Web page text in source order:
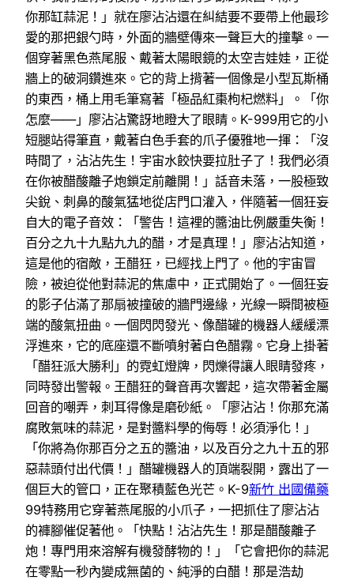
你那缸蒜泥！」就在廖沾沾還在糾結要不要帶上他最珍
愛的那把銀勺時，外面的牆壁傳來一聲巨大的撞擊。一
個穿著黑色燕尾服、戴著太陽眼鏡的太空吉娃娃，正從
牆上的破洞鑽進來。它的背上揹著一個像是小型瓦斯桶
的東西，桶上用毛筆寫著「極品紅棗枸杞燃料」。「你
怎麼——」廖沾沾驚訝地瞪大了眼睛。K-999用它的小
短腿站得筆直，戴著白色手套的爪子優雅地一揮：「沒
時間了，沾沾先生！宇宙水餃快要拉肚子了！我們必須
在你被醋酸離子炮鎖定前離開！」話音未落，一股極致
尖銳、刺鼻的酸氣猛地從店門口灌入，伴隨著一個狂妄
自大的電子音效：「警告！這裡的醬油比例嚴重失衡！
百分之九十九點九九的醋，才是真理！」廖沾沾知道，
這是他的宿敵，王醋狂，已經找上門了。他的宇宙冒
險，被迫從他對蒜泥的焦慮中，正式開始了。一個狂妄
的影子佔滿了那扇被撞破的牆門邊緣，光線一瞬間被極
端的酸氣扭曲。一個閃閃發光、像醋罐的機器人緩緩漂
浮進來，它的底座還不斷噴射著白色醋霧。它身上掛著
「醋狂派大勝利」的霓虹燈牌，閃爍得讓人眼睛發疼，
同時發出警報。王醋狂的聲音再次響起，這次帶著金屬
回音的嘲弄，刺耳得像是磨砂紙。「廖沾沾！你那充滿
腐敗氣味的蒜泥，是對醬料學的侮辱！必須淨化！」
「你將為你那百分之五的醬油，以及百分之九十五的邪
惡蒜頭付出代價！」醋罐機器人的頂端裂開，露出了一
個巨大的管口，正在聚積藍色光芒。K-9新竹 出國備藥
99特務用它穿著燕尾服的小爪子，一把抓住了廖沾沾
的褲腳催促著他。「快點！沾沾先生！那是醋酸離子
炮！專門用來溶解有機發酵物的！」「它會把你的蒜泥
在零點一秒內變成無菌的、純淨的白醋！那是浩劫